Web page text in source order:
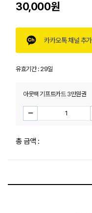
30,000원
카카오톡 채널 추
유효기간 :29일
아웃백 기프트카드 3만원권
총 금액 :